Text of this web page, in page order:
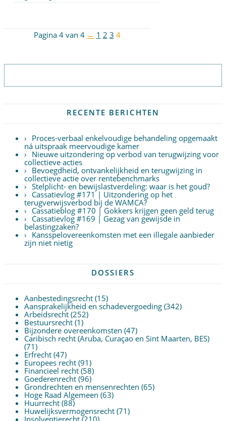
Pagina 4 van 4 ← 1 2 3 4
RECENTE BERICHTEN
Proces-verbaal enkelvoudige behandeling opgemaakt
ná uitspraak meervoudige kamer
Nieuwe uitzondering op verbod van terugwijzing voor
collectieve acties
Bevoegdheid, ontvankelijkheid en terugwijzing in
collectieve actie over rentebenchmarks
Stelplicht- en bewijslastverdeling: waar is het goud?
Cassatievlog #171 | Uitzondering op het
terugverwijsverbod bij de WAMCA?
Cassatieblog #170 | Gokkers krijgen geen geld terug
Cassatievlog #169 | Gezag van gewijsde in
belastingzaken?
Kansspelovereenkomsten met een illegale aanbieder
zijn niet nietig
DOSSIERS
Aanbestedingsrecht (15)
Aansprakelijkheid en schadevergoeding (342)
Arbeidsrecht (252)
Bestuursrecht (1)
Bijzondere overeenkomsten (47)
Caribisch recht (Aruba, Curaçao en Sint Maarten, BES)
(71)
Erfrecht (47)
Europees recht (91)
Financieel recht (58)
Goederenrecht (96)
Grondrechten en mensenrechten (65)
Hoge Raad Algemeen (63)
Huurrecht (88)
Huwelijksvermogensrecht (71)